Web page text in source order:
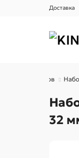
Доставка
инструментов
32